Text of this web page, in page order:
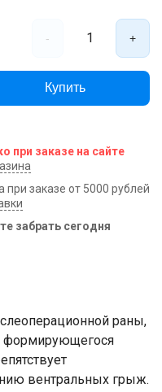
- 1 +
Купить
при заказе на сайте
заказе от 5000 рублей
забрать сегодня
раны,
формирующегося
вентральных грыж.